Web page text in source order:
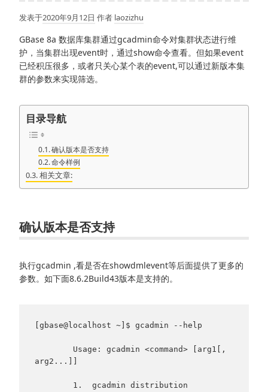
发表于2020年9月12日 作者 laozizhu
GBase 8a 数据库集群通过gcadmin命令对集群状态进行维
护，当集群出现event时，通过show命令查看。但如果event
已经积压很多，或者只关心某个表的event,可以通过新版本集
群的参数来实现筛选。
目录导航
确认版本是否支持
命令样例
相关文章:
确认版本是否支持
执行gcadmin ,看是否在showdmlevent等后面提供了更多的
参数。如下面8.6.2Build43版本是支持的。
[gbase@localhost ~]$ gcadmin --help
arg2...]]